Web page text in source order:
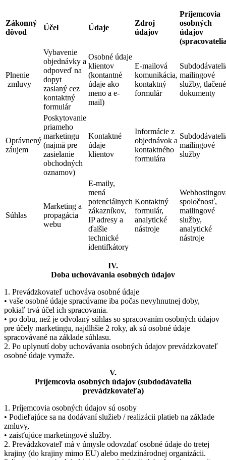
Zákonný
dôvod
Účel Údaje
Zdroj
údajov
Príjemcovia
osobných
údajov
Plnenie
zmluvy
Vybavenie
objednávky a
odpoveď na
dopyt
zaslaný cez
kontaktný
formulár
Osobné údaje
klientov
(kontantné
údaje ako
meno a e-
mail)
E-mailová
komunikácia,
kontaktný
formulár
mailingové
služby, tlačené
dokumenty
Oprávnený
záujem
Poskytovanie
priameho
marketingu
(najmä pre
zasielanie
obchodných
oznamov)
Kontaktné
údaje
klientov
Informácie z
objednávok a
kontaktného
formulára
mailingové
služby
Súhlas
Marketing a
propagácia
webu
E-maily,
mená
potenciálnych
zákazníkov,
IP adresy a
ďalšie
technické
identifkátory
Kontaktný
formulár,
analytické
nástroje
spoločnosť,
mailingové
služby,
analytické
nástroje
IV.
Doba uchovávania osobných údajov
1. Prevádzkovateľ uchováva osobné údaje
• vaše osobné údaje spracúvame iba počas nevyhnutnej doby,
pokiaľ trvá účel ich spracovania.
• po dobu, než je odvolaný súhlas so spracovaním osobných údajov
pre účely marketingu, najdlhšie 2 roky, ak sú osobné údaje
spracovávané na základe súhlasu.
2. Po uplynutí doby uchovávania osobných údajov prevádzkovateľ
osobné údaje vymaže.
V.
Príjemcovia osobných údajov (subdodávatelia
prevádzkovateľa)
1. Príjemcovia osobných údajov sú osoby
• Podieľajúce sa na dodávaní služieb / realizácii platieb na základe
zmluvy,
• zaisťujúce marketingové služby.
2. Prevádzkovateľ má v úmysle odovzdať osobné údaje do tretej
krajiny (do krajiny mimo EU) alebo medzinárodnej organizácii.